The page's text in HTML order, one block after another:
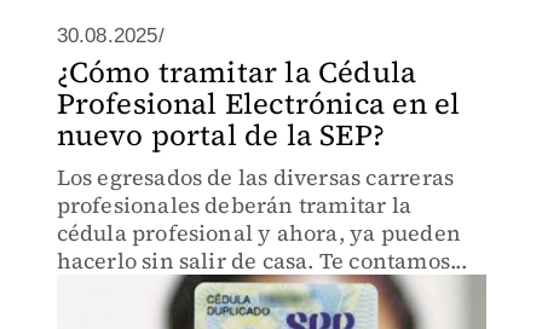
30.08.2025/
¿Cómo tramitar la Cédula
Profesional Electrónica en el
nuevo portal de la SEP?
Los egresados de las diversas carreras
profesionales deberán tramitar la
cédula profesional y ahora, ya pueden
hacerlo sin salir de casa. Te contamos...